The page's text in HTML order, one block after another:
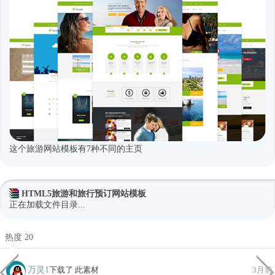
这个旅游网站模板有7种不同的主页
HTML5旅游和旅行预订网站模板
正在加载文件目录...
热度 20
万灵1 下载了 此素材 3月前